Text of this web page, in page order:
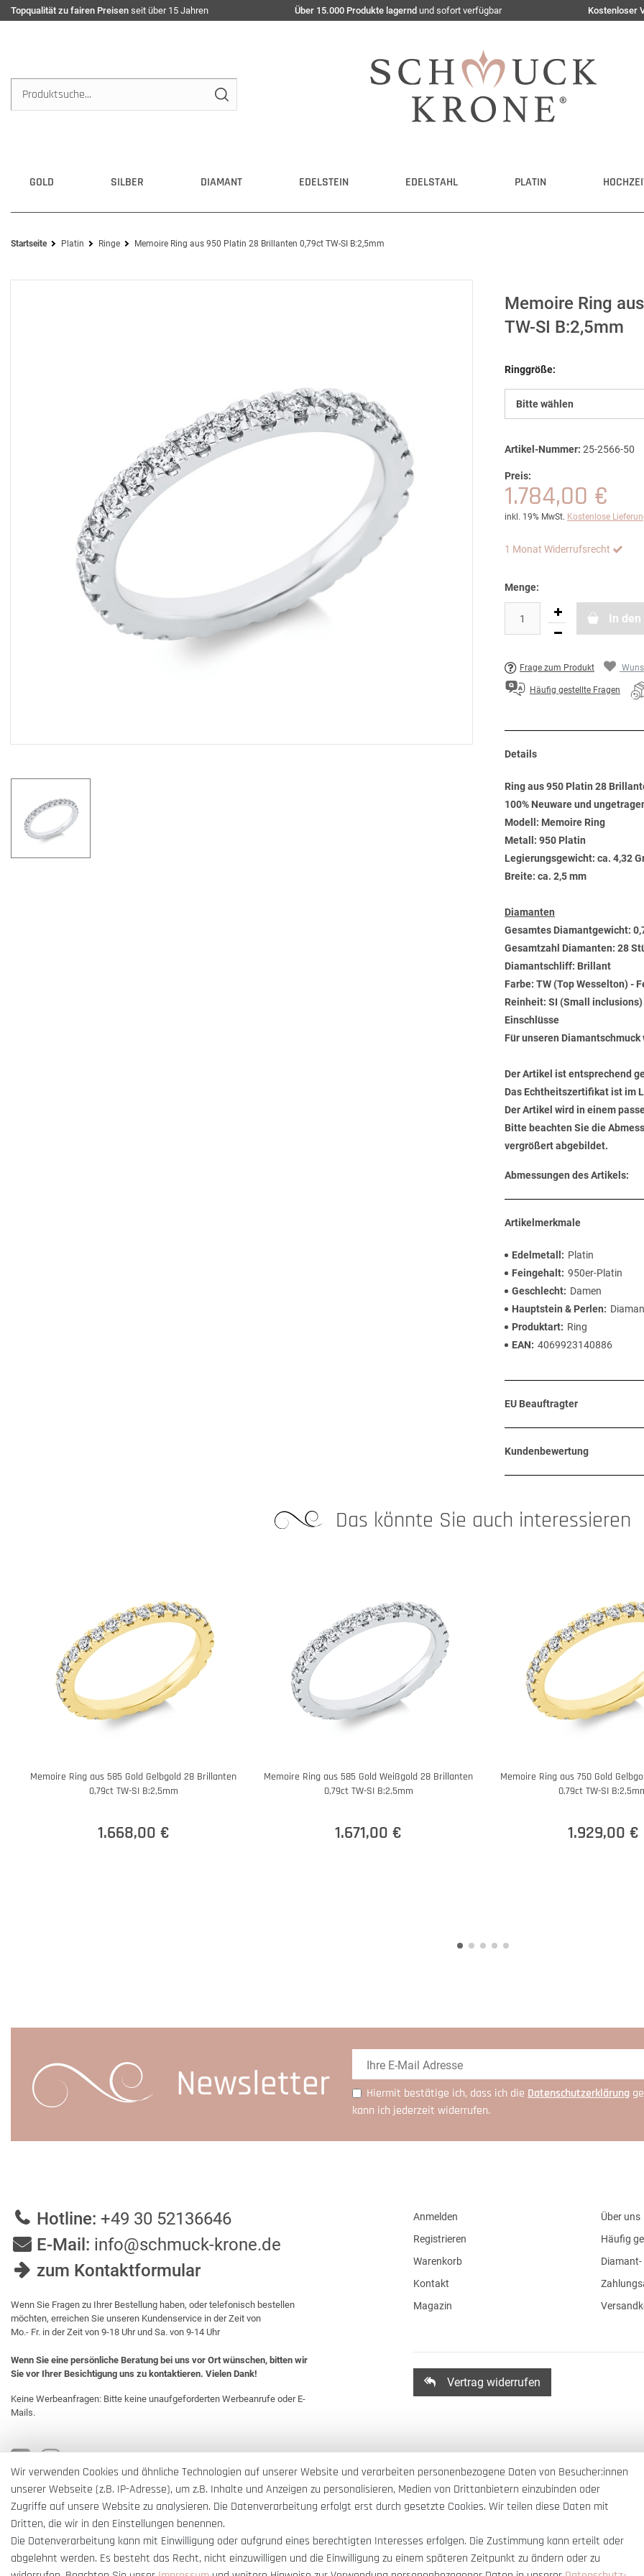
Topqualität zu fairen Preisen seit über 15 Jahren Über 15.000 Produkte lagernd und sofort verfügbar Kostenloser
GOLD SILBER DIAMANT EDELSTEIN EDELSTAHL PLATIN
Startseite Platin Ringe Memoire Ring aus 950 Platin 28 Brillanten 0,79ct TW-SI B:2,5mm
Memoire Ring
TW-SI B:2,5mm
Ringgröße:
Bitte wählen
Artikel-Nummer: 25-2566-50
Preis:
1.784,00 €
inkl. 19% MwSt. Kostenlose
1 Monat Widerrufsrecht
Menge:
In
Frage zum Produkt
Häufig gestellte Fragen
Details
Ring aus 950 Platin 28
100% Neuware und
Modell: Memoire Ring
Metall: 950 Platin
Legierungsgewicht: ca. 4,32
Breite: ca. 2,5 mm
Diamanten
Gesamtes Diamantgewicht:
Gesamtzahl Diamanten: 28
Diamantschliff: Brillant
Farbe: TW (Top Wesselton) -
Reinheit: SI (Small
Einschlüsse
Für unseren
Der Artikel ist entsprechend
Das Echtheitszertifikat ist im
Der Artikel wird in einem
Bitte beachten Sie die
vergrößert abgebildet.
Abmessungen des Artikels:
Artikelmerkmale
Edelmetall
Platin
Feingehalt 950er-Platin
Geschlecht
Damen
Hauptstein & Perlen
Produktart
Ring
EAN
4069923140886
EU Beauftragter
Kundenbewertung
Das könnte Sie auch interessieren
Memoire Ring aus 585 Gold Gelbgold 28 Brillanten
0,79ct TW-SI B:2,5mm
1.668,00 €
Memoire Ring aus 585 Gold Weißgold 28 Brillanten
0,79ct TW-SI B:2,5mm
1.671,00 €
Memoire Ring aus 750 Gold
0,79ct TW-SI
1.929,00 €
Newsletter Hiermit bestätige ich, dass ich die Daten­schutz­erklärung
kann ich jederzeit widerrufen.
Hotline: +49 30 52136646
E-Mail: info@schmuck-krone.de
zum Kontaktformular
Wenn Sie Fragen zu Ihrer Bestellung haben, oder telefonisch bestellen
möchten, erreichen Sie unseren Kundenservice in der Zeit von
Mo.- Fr. in der Zeit von 9-18 Uhr und Sa. von 9-14 Uhr
Wenn Sie eine persönliche Beratung bei uns vor Ort wünschen, bitten wir
Sie vor Ihrer Besichtigung uns zu kontaktieren. Vielen Dank!
Keine Werbeanfragen: Bitte keine unaufgeforderten Werbeanrufe oder E-
Mails.
Anmelden
Registrieren
Warenkorb
Kontakt
Magazin
Über uns
Häufig
Vertrag widerrufen
Wir verwenden Cookies und ähnliche Technologien auf unserer Website und verarbeiten personenbezogene Daten von Besucher:innen
unserer Webseite (z.B. IP-Adresse), um z.B. Inhalte und Anzeigen zu personalisieren, Medien von Drittanbietern einzubinden oder
Zugriffe auf unsere Website zu analysieren. Die Datenverarbeitung erfolgt erst durch gesetzte Cookies. Wir teilen diese Daten mit
Dritten, die wir in den Einstellungen benennen.
Die Datenverarbeitung kann mit Einwilligung oder aufgrund eines berechtigten Interesses erfolgen. Die Zustimmung kann erteilt oder
abgelehnt werden. Es besteht das Recht, nicht einzuwilligen und die Einwilligung zu einem späteren Zeitpunkt zu ändern oder zu